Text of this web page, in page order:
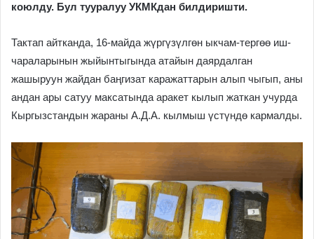
коюлду. Бул тууралуу УКМКдан билдиришти.
Тактап айтканда, 16-майда жүргүзүлгөн ыкчам-тергөө иш-
чараларынын жыйынтыгында атайын даярдалган
жашыруун жайдан баңгизат каражаттарын алып чыгып, аны
андан ары сатуу максатында аракет кылып жаткан учурда
Кыргызстандын жараны А.Д.А. кылмыш үстүндө кармалды.